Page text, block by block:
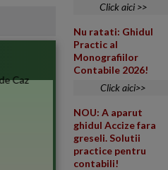
Click aici >>
Nu ratati: Ghidul
Practic al
Monografiilor
Contabile 2026!
Click aici>>
NOU: A aparut
ghidul Accize fara
greseli. Solutii
practice pentru
contabili!